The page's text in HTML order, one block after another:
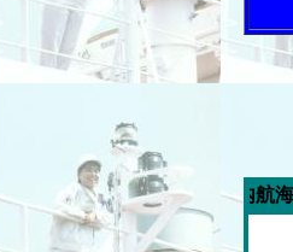
今週の「内航海運新聞」広告